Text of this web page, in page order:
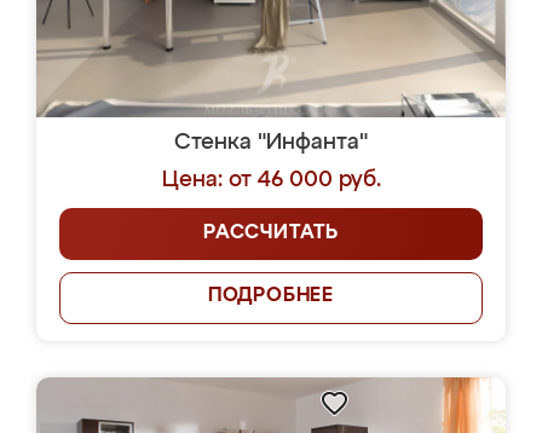
Стенка "Инфанта"
Цена: от 46 000 руб.
РАССЧИТАТЬ
ПОДРОБНЕЕ